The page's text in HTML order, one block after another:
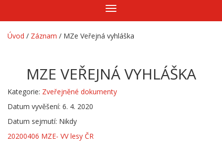
Zobrazit/skrýt
navigaci
Úvod / Záznam / MZe Veřejná vyhláška
MZE VEŘEJNÁ VYHLÁŠKA
Kategorie: Zveřejněné dokumenty
Datum vyvěšení: 6. 4. 2020
Datum sejmutí: Nikdy
20200406 MZE- VV lesy ČR